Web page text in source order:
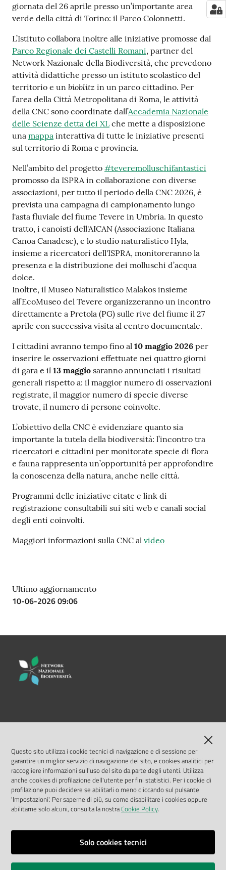
giornata del 26 aprile presso un’importante area
verde della città di Torino: il Parco Colonnetti.
L’Istituto collabora inoltre alle iniziative promosse dal
Parco Regionale dei Castelli Romani, partner del
Network Nazionale della Biodiversità, che prevedono
attività didattiche presso un istituto scolastico del
territorio e un bioblitz in un parco cittadino. Per
l’area della Città Metropolitana di Roma, le attività
della CNC sono coordinate dall’Accademia Nazionale
delle Scienze detta dei XL che mette a disposizione
una mappa interattiva di tutte le iniziative presenti
sul territorio di Roma e provincia.
Nell’ambito del progetto #teveremolluschifantastici
promosso da ISPRA in collaborazione con diverse
associazioni, per tutto il periodo della CNC 2026, è
prevista una campagna di campionamento lungo
l'asta fluviale del fiume Tevere in Umbria. In questo
tratto, i canoisti dell'AICAN (Associazione Italiana
Canoa Canadese), e lo studio naturalistico Hyla,
insieme a ricercatori dell'ISPRA, monitoreranno la
presenza e la distribuzione dei molluschi d’acqua
dolce.
Inoltre, il Museo Naturalistico Malakos insieme
all’EcoMuseo del Tevere organizzeranno un incontro
direttamente a Pretola (PG) sulle rive del fiume il 27
aprile con successiva visita al centro documentale.
I cittadini avranno tempo fino al 10 maggio 2026 per
inserire le osservazioni effettuate nei quattro giorni
di gara e il 13 maggio saranno annunciati i risultati
generali rispetto a: il maggior numero di osservazioni
registrate, il maggior numero di specie diverse
trovate, il numero di persone coinvolte.
L’obiettivo della CNC è evidenziare quanto sia
importante la tutela della biodiversità: l’incontro tra
ricercatori e cittadini per monitorate specie di flora
e fauna rappresenta un’opportunità per approfondire
la conoscenza della natura, anche nelle città.
Programmi delle iniziative citate e link di
registrazione consultabili sui siti web e canali social
degli enti coinvolti.
Maggiori informazioni sulla CNC al video
Ultimo aggiornamento
10-06-2026 09:06
LINK UTILI
MASE
ISPRA
Geoportale Nazionale
Biocase
Vai alla pagina
Note legali
Questo sito utilizza i cookie tecnici di navigazione e di sessione per
garantire un miglior servizio di navigazione del sito, e cookies analitici per
raccogliere informazioni sull'uso del sito da parte degli utenti. Utilizza
anche cookies di profilazione dell'utente per fini statistici. Per i cookie di
profilazione puoi decidere se abilitarli o meno cliccando sul pulsante
'Impostazioni'. Per saperne di più, su come disabilitare i cookies oppure
abilitarne solo alcuni, consulta la nostraCookie Policy.
Solo cookies tecnici